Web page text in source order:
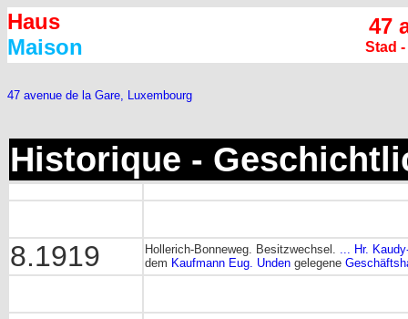
Haus
Maison
47
Stad
47 avenue de la Gare, Luxembourg
Historique -
8.1919 Hollerich-Bonneweg. Besitzwechsel.
... Hr.
dem Kaufmann Eug. Unden gelegene